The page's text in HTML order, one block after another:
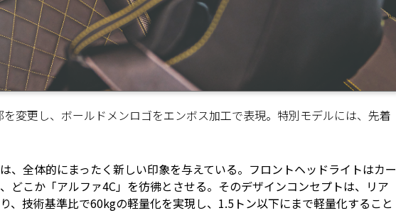
変更し、ボールドメンロゴをエンボス加工で表現。特別モデルには、先着
、全体的にまったく新しい印象を与えている。フロントヘッドライトはカー
どこか「アルファ4C」を彷彿とさせる。そのデザインコンセプトは、リア
、技術基準比で60kgの軽量化を実現し、1.5トン以下にまで軽量化すること